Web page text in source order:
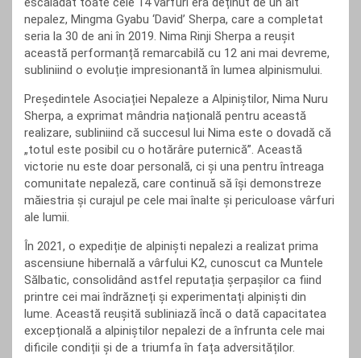
nepalez, Mingma Gyabu ‘David’ Sherpa, care a completat
seria la 30 de ani în 2019. Nima Rinji Sherpa a reușit
această performanță remarcabilă cu 12 ani mai devreme,
subliniind o evoluție impresionantă în lumea alpinismului.
Președintele Asociației Nepaleze a Alpiniștilor, Nima Nuru
Sherpa, a exprimat mândria națională pentru această
realizare, subliniind că succesul lui Nima este o dovadă că
„totul este posibil cu o hotărâre puternică”. Această
victorie nu este doar personală, ci și una pentru întreaga
comunitate nepaleză, care continuă să își demonstreze
măiestria și curajul pe cele mai înalte și periculoase vârfuri
ale lumii.
În 2021, o expediție de alpiniști nepalezi a realizat prima
ascensiune hibernală a vârfului K2, cunoscut ca Muntele
Sălbatic, consolidând astfel reputația șerpașilor ca fiind
printre cei mai îndrăzneți și experimentați alpiniști din
lume. Această reușită subliniază încă o dată capacitatea
excepțională a alpiniștilor nepalezi de a înfrunta cele mai
dificile condiții și de a triumfa în fața adversităților.